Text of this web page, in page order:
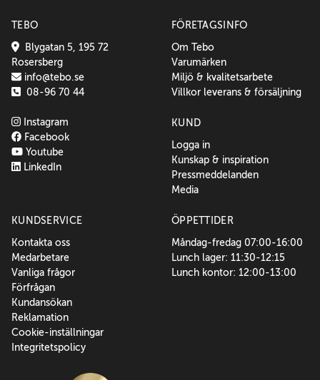
TEBO
Blygatan 5, 195 72
Rosersberg
info@tebo.se
08-96 70 44
Instagram
Facebook
Youtube
LinkedIn
FÖRETAGSINFO
Om Tebo
Varumärken
Miljö & kvalitetsarbete
Villkor leverans & försäljning
KUND
Logga in
Kunskap & inspiration
Pressmeddelanden
Media
KUNDSERVICE
Kontakta oss
Medarbetare
Vanliga frågor
Förfrågan
Kundansökan
Reklamation
Cookie-inställningar
Integritetspolicy
ÖPPETTIDER
Måndag-fredag 07:00-16:00
Lunch lager: 11:30-12:15
Lunch kontor: 12:00-13:00